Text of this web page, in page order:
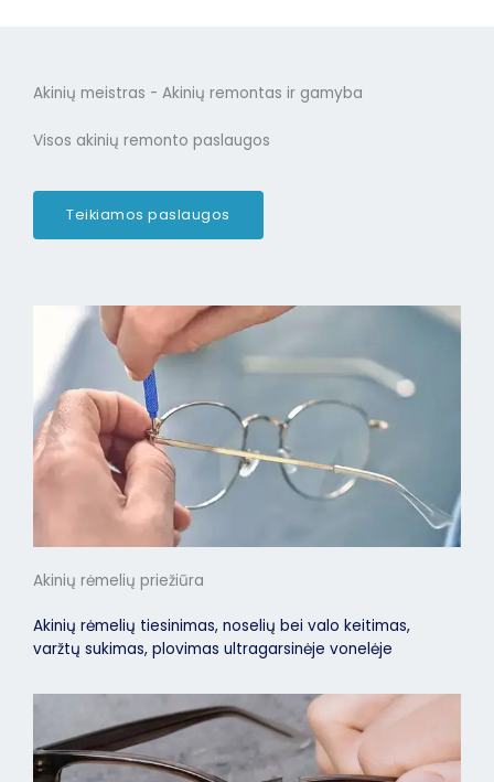
Akinių meistras - Akinių remontas ir gamyba
Visos akinių remonto paslaugos
Teikiamos paslaugos
Akinių rėmelių priežiūra
Akinių rėmelių tiesinimas, noselių bei valo keitimas,
varžtų sukimas, plovimas ultragarsinėje vonelėje